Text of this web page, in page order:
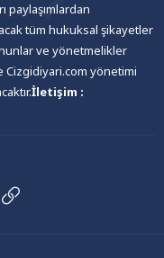
paylaşımlardan
tüm hukuksal şikayetler
ve yönetmelikler
Cizgidiyari.com yönetimi
İletişim :
posta